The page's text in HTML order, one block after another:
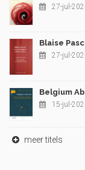
27-jul-
Blaise
27-jul-
Belgium
15-jul-
meer titels